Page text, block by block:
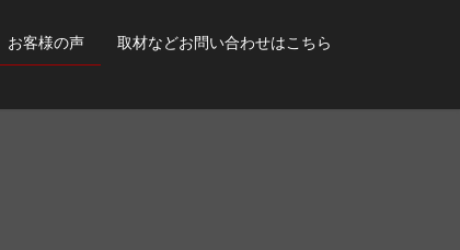
お客様の声 取材などお問い合わせはこちら